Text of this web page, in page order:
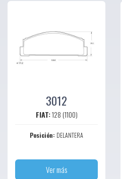
3012
FIAT:128 (1100)
Posición: DELANTERA
Ver más